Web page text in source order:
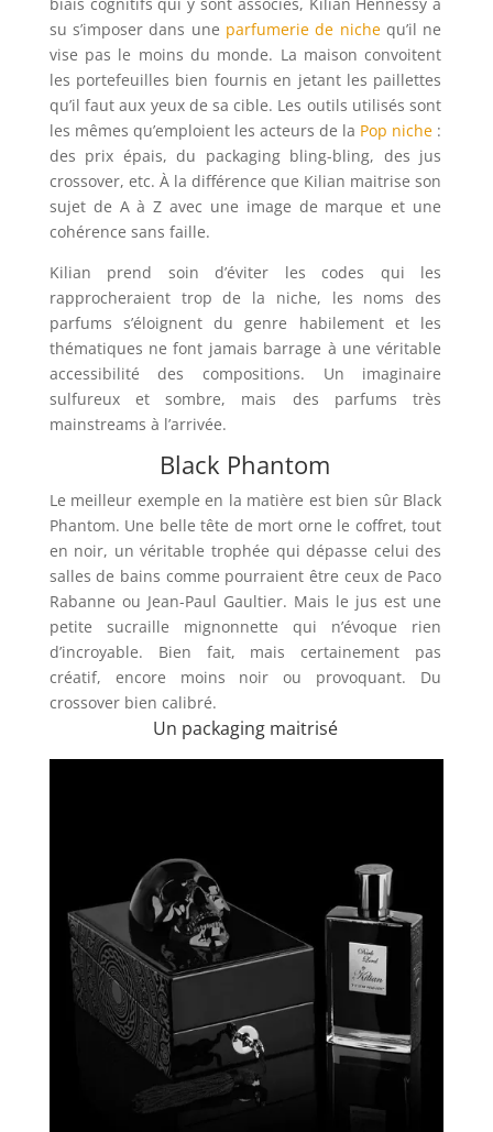
biais cognitifs qui y sont associés, Kilian Hennessy a
su s’imposer dans une parfumerie de nichequ’il ne
vise pas le moins du monde. La maison convoitent
les portefeuilles bien fournis en jetant les paillettes
qu’il faut aux yeux de sa cible. Les outils utilisés sont
les mêmes qu’emploient les acteurs de la Pop niche :
des prix épais, du packaging bling-bling, des jus
crossover, etc. À la différence que Kilian maitrise son
sujet de A à Z avec une image de marque et une
cohérence sans faille.
Kilian prend soin d’éviter les codes qui les
rapprocheraient trop de la niche, les noms des
parfums s’éloignent du genre habilement et les
thématiques ne font jamais barrage à une véritable
accessibilité des compositions. Un imaginaire
sulfureux et sombre, mais des parfums très
mainstreams à l’arrivée.
Black Phantom
Le meilleur exemple en la matière est bien sûr Black
Phantom. Une belle tête de mort orne le coffret, tout
en noir, un véritable trophée qui dépasse celui des
salles de bains comme pourraient être ceux de Paco
Rabanne ou Jean-Paul Gaultier. Mais le jus est une
petite sucraille mignonnette qui n’évoque rien
d’incroyable. Bien fait, mais certainement pas
créatif, encore moins noir ou provoquant. Du
crossover bien calibré.
Un packaging maitrisé